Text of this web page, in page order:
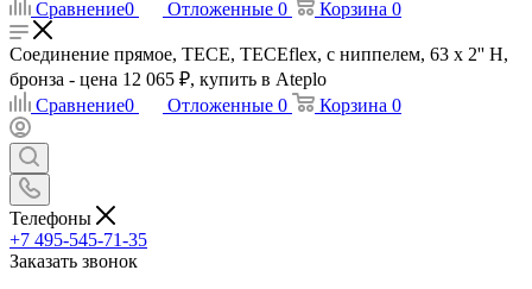
Сравнение0 Отложенные 0 Корзина 0
Соединение прямое, TECE, TECEflex, с ниппелем, 63 х 2'' Н,
бронза - цена 12 065 ₽, купить в Ateplo
Сравнение0 Отложенные 0 Корзина 0
Телефоны
+7 495-545-71-35
Заказать звонок